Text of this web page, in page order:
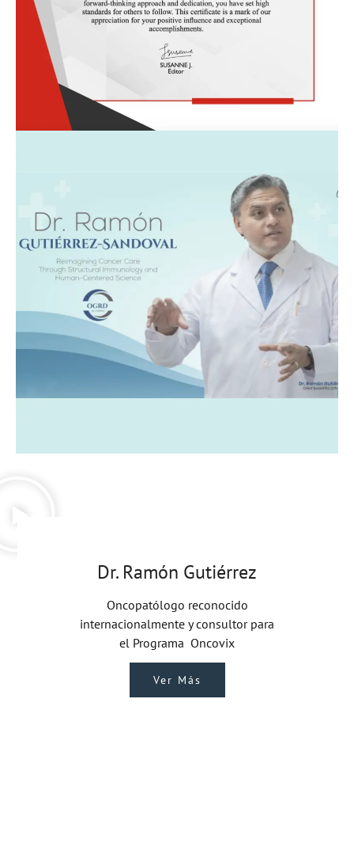
Dr. Ramón Gutiérrez
Oncopatólogo reconocido
internacionalmente y consultor para
el Programa Oncovix
Ver Más